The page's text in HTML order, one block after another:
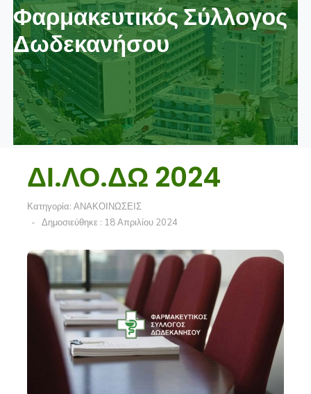
Φαρμακευτικός Σύλλογος
Δωδεκανήσου
ΔΙ.ΛΟ.ΔΩ 2024
Κατηγορία: ΑΝΑΚΟΙΝΩΣΕΙΣ
Δημοσιεύθηκε : 18 Απριλίου 2024